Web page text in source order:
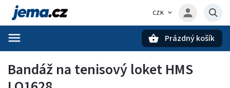
CZK
Prázdný košík
Bandáž na tenisový loket HMS